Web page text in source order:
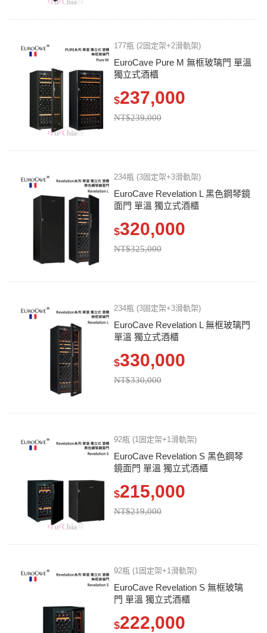
177瓶 (2固定架+2滑軌架)
EuroCave Pure M 無框玻璃門 單溫
獨立式酒櫃
$237,000
NT$239,000
234瓶 (3固定架+3滑軌架)
EuroCave Revelation L 黑色鋼琴鏡
面門 單溫 獨立式酒櫃
$320,000
NT$325,000
234瓶 (3固定架+3滑軌架)
EuroCave Revelation L 無框玻璃門
單溫 獨立式酒櫃
$330,000
NT$330,000
92瓶 (1固定架+1滑軌架)
EuroCave Revelation S 黑色鋼琴
鏡面門 單溫 獨立式酒櫃
$215,000
NT$219,000
92瓶 (1固定架+1滑軌架)
EuroCave Revelation S 無框玻璃
門 單溫 獨立式酒櫃
$222,000